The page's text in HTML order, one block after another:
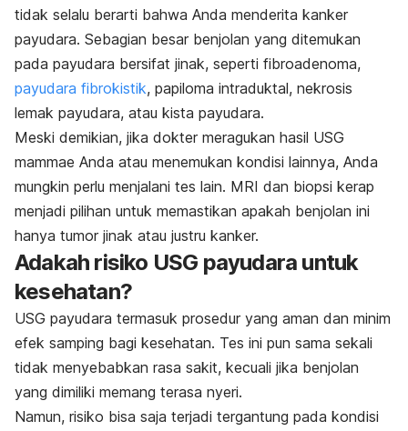
tidak selalu berarti bahwa Anda menderita kanker
payudara. Sebagian besar benjolan yang ditemukan
pada payudara bersifat jinak, seperti fibroadenoma,
payudara fibrokistik, papiloma intraduktal, nekrosis
lemak payudara, atau kista payudara.
Meski demikian, jika dokter meragukan hasil USG
mammae Anda atau menemukan kondisi lainnya, Anda
mungkin perlu menjalani tes lain. MRI dan biopsi kerap
menjadi pilihan untuk memastikan apakah benjolan ini
hanya tumor jinak atau justru kanker.
Adakah risiko USG payudara untuk
kesehatan?
USG payudara termasuk prosedur yang aman dan minim
efek samping bagi kesehatan. Tes ini pun sama sekali
tidak menyebabkan rasa sakit, kecuali jika benjolan
yang dimiliki memang terasa nyeri.
Namun, risiko bisa saja terjadi tergantung pada kondisi